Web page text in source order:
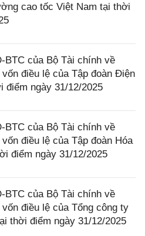
cao tốc Việt Nam tại thời
BTC của Bộ Tài chính về
điều lệ của Tập đoàn Điện
điểm ngày 31/12/2025
BTC của Bộ Tài chính về
điều lệ của Tập đoàn Hóa
điểm ngày 31/12/2025
BTC của Bộ Tài chính về
điều lệ của Tổng công ty
thời điểm ngày 31/12/2025